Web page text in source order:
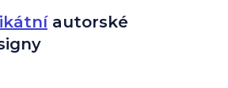
autorské